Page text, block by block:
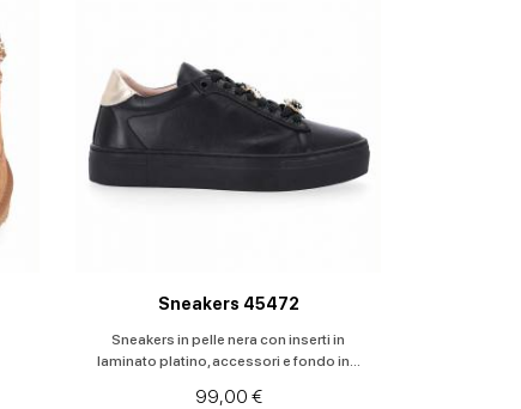
Sneakers 45472
Sneakers in pelle nera con inserti in
laminato platino, accessori e fondo in...
99,00 €